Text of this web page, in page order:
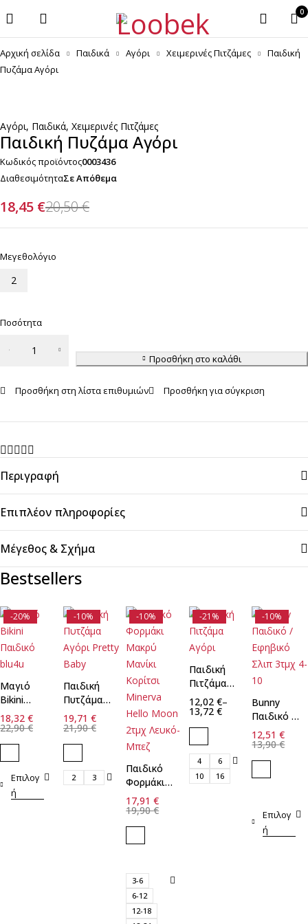
0
Αρχική σελίδα Παιδικά Αγόρι Χειμερινές Πιτζάμες
Παιδική
Πυζάμα Αγόρι
Αγόρι, Παιδικά, Χειμερινές Πιτζάμες
Παιδική Πυζάμα Αγόρι
Κωδικός προϊόντος0003436
ΔιαθεσιμότηταΣε Απόθεμα
20,50€
18,45 €
Μεγεθολόγιο
2
Ποσότητα
ποσότητα
Προσθήκη στο καλάθι
Προσθήκη στη λίστα επιθυμιών Προσθήκη για σύγκριση
Περιγραφή
Επιπλέον πληροφορίες
Μέγεθος & Σχήμα
Bestsellers
-20%
Μαγιό
Bikini
Παιδικό
blu4u
22,90€
18,32 €
Επιλογ
ή
-10%
Παιδική
Πυτζάμα
Αγόρι
Pretty
Baby
21,90€
19,71 €
2 3
-10%
Παιδικό
Φορμάκι
Μακρύ
Μανίκι
Κορίτσι
2τμχ
Λευκό-
Μπεζ
19,90€
17,91€
3-6
6-12
12-18
-21%
Παιδική
Πιτζάμα
Αγόρι
12,02 €–
13,72 €
4
6
10
16
-10%
Bunny
Παιδικό /
Εφηβικό
Σλιπ 3τμχ
4-10
13,90€
12,51€
Επιλογ
ή